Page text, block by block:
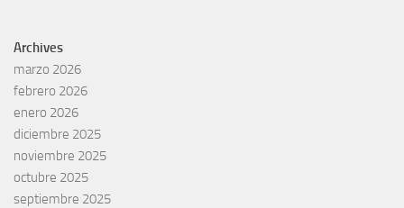
Archives
marzo 2026
febrero 2026
enero 2026
diciembre 2025
noviembre 2025
octubre 2025
septiembre 2025